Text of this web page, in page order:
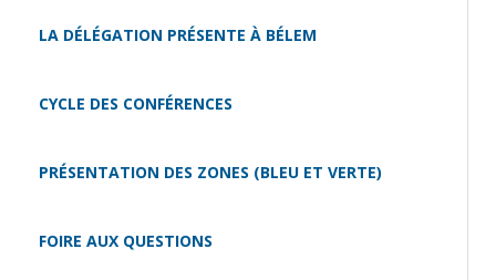
LA DÉLÉGATION PRÉSENTE À BÉLEM
CYCLE DES CONFÉRENCES
PRÉSENTATION DES ZONES (BLEU ET VERTE)
FOIRE AUX QUESTIONS